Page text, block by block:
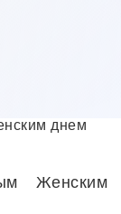
Женским